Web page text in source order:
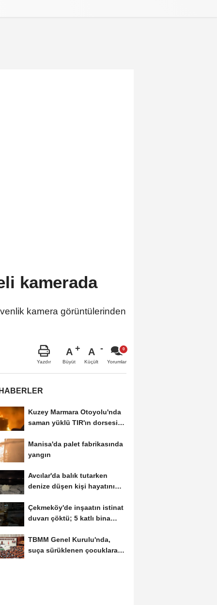
kamerada
kamera görüntülerinden
Yazdır
A
Büyüt
A
Küçült Yorumlar
Kuzey Marmara Otoyolu'nda
saman yüklü TIR'ın dorsesi
Manisa'da palet fabrikasında
yangın
Avcılar'da balık tutarken
denize düşen kişi hayatını
Çekmeköy'de inşaatın istinat
duvarı çöktü; 5 katlı bina
TBMM Genel Kurulu'nda,
suça sürüklenen çocuklara